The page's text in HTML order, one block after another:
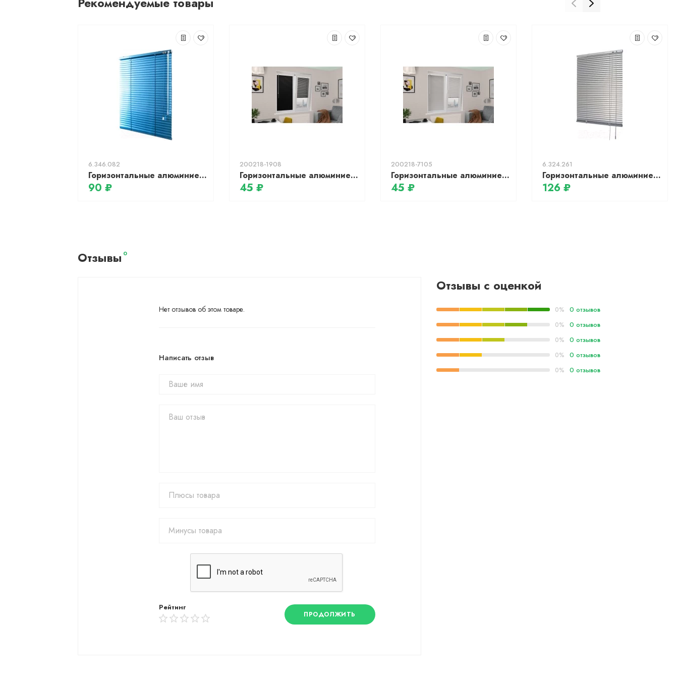
6.346.082
Горизонтальные алюминиевые жалюзи АС МАРТ 9754 52x160 (синий металлик)
90 ₽
200218-1908
Горизонтальные алюминиевые жалюзи 25мм, цв.№1908 Лента 25*0,18, 1908
45 ₽
200218-7105
Горизонтальные алюминиевые жалюзи 25мм, цв.№7105 Лента 25*0,18, 7105
45 ₽
6.324.261
Горизонтальные алюминиевые жалюзи АС МАРТ 9746 85x160 (серебристый)
126 ₽
Отзывы 0
Нет отзывов об этом товаре.
Написать отзыв
Рейтинг
ПРОДОЛЖИТЬ
Отзывы с оценкой
0% 0 отзывов
0% 0 отзывов
0% 0 отзывов
0% 0 отзывов
0% 0 отзывов